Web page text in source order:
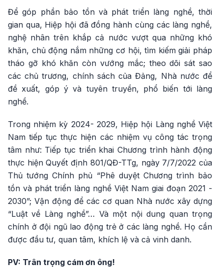
Để góp phần bảo tồn và phát triển làng nghề, thời
gian qua, Hiệp hội đã đồng hành cùng các làng nghề,
nghệ nhân trên khắp cả nước vượt qua những khó
khăn, chủ động nắm những cơ hội, tìm kiếm giải pháp
tháo gỡ khó khăn còn vướng mắc; theo dõi sát sao
các chủ trương, chính sách của Đảng, Nhà nước để
đề xuất, góp ý và tuyên truyền, phổ biến tới làng
nghề.
Trong nhiệm kỳ 2024- 2029, Hiệp hội Làng nghề Việt
Nam tiếp tục thực hiện các nhiệm vụ công tác trọng
tâm như: Tiếp tục triển khai Chương trình hành động
thực hiện Quyết định 801/QĐ-TTg, ngày 7/7/2022 của
Thủ tướng Chính phủ “Phê duyệt Chương trình bảo
tồn và phát triển làng nghề Việt Nam giai đoạn 2021 -
2030”; Vận động để các cơ quan Nhà nước xây dựng
“Luật về Làng nghề”… Và một nội dung quan trọng
chính ở đội ngũ lao động trẻ ở các làng nghề. Họ cần
được đầu tư, quan tâm, khích lệ và cả vinh danh.
PV: Trân trọng cám ơn ông!